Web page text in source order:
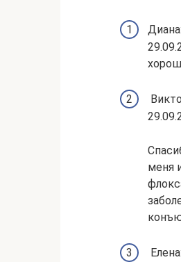
Диана:
меня
Елена: